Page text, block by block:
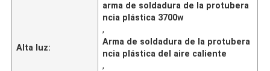
Alta luz:
arma de soldadura de la protubera
ncia plástica 3700w
,
Arma de soldadura de la protubera
ncia plástica del aire caliente
,